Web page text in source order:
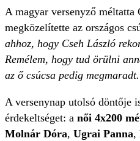
A magyar versenyző méltatta
megközelítette az országos
ahhoz, hogy Cseh László
Remélem, hogy tud örülni
az ő csúcsa pedig
A versenynap utolsó döntője
érdekeltséget: a női 4x200
Molnár Dóra, Ugrai Panna,